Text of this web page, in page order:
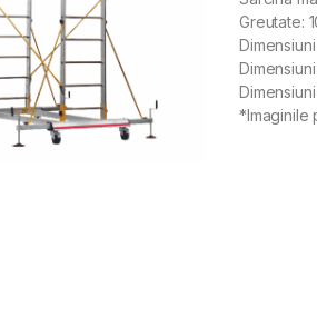
Greutate:
*Imaginile